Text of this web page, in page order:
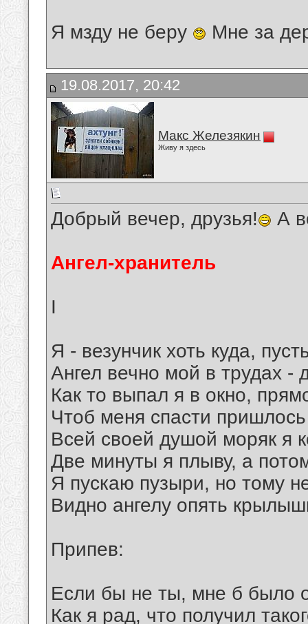
Я мзду не беру Мне за
19.08.2017, 20:42
Макс Железякин
Живу я здесь
Добрый вечер, друзья! А
Ангел-хранитель
I
Я - везунчик хоть куда,
Ангел вечно мой в трудах -
Как то выпал я в окно,
Чтоб меня спасти
Всей своей душой моряк я
Две минуты я плыву, а
Я пускаю пузыри, но тому
Видно ангелу опять
Припев:
Если бы не ты, мне б было
Как я рад, что получил